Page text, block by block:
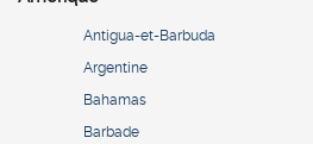
Antigua-et-Barbuda
Argentine
Bahamas
Barbade